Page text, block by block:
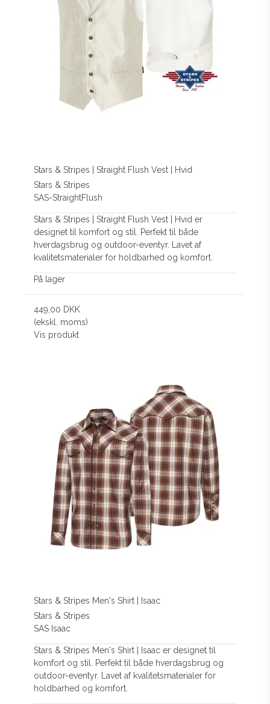
Stars & Stripes | Straight Flush Vest | Hvid
Stars & Stripes
SAS-StraightFlush
Stars & Stripes | Straight Flush Vest | Hvid er
designet til komfort og stil. Perfekt til både
hverdagsbrug og outdoor-eventyr. Lavet af
kvalitetsmaterialer for holdbarhed og komfort.
På lager
449,00 DKK
(ekskl. moms)
Vis produkt
Stars & Stripes Men's Shirt | Isaac
Stars & Stripes
SAS Isaac
Stars & Stripes Men's Shirt | Isaac er designet til
komfort og stil. Perfekt til både hverdagsbrug og
outdoor-eventyr. Lavet af kvalitetsmaterialer for
holdbarhed og komfort.